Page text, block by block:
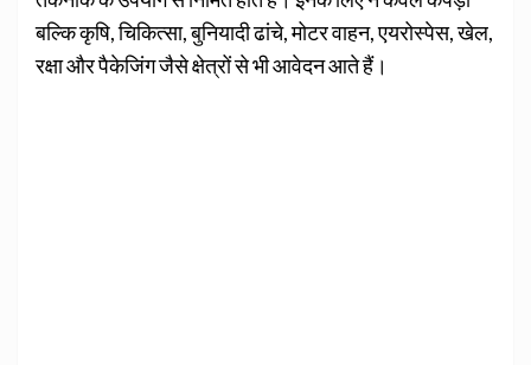
बल्कि कृषि, चिकित्सा, बुनियादी ढांचे, मोटर वाहन, एयरोस्पेस, खेल,
रक्षा और पैकेजिंग जैसे क्षेत्रों से भी आवेदन आते हैं।